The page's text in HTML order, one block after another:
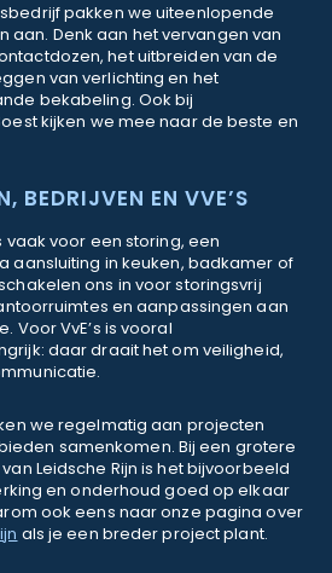
pakken we uiteenlopende
Denk aan het vervangen van
het uitbreiden van de
van verlichting en het
bekabeling. Ook bij
kijken we mee naar de beste en
BEDRIJVEN EN VVE’S
voor een storing, een
aansluiting in keuken, badkamer of
ons in voor storingsvrij
en aanpassingen aan
Voor VvE’s is vooral
daar draait het om veiligheid,
we regelmatig aan projecten
samenkomen. Bij een grotere
Leidsche Rijn is het bijvoorbeeld
en onderhoud goed op elkaar
ook eens naar onze pagina over
als je een breder project plant.